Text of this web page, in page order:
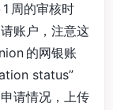
周的审核时
账户，注意这
的网银账
status”
请情况，上传